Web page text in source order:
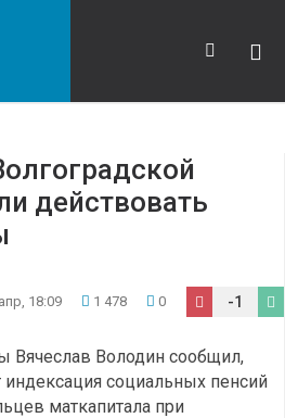
действовать
18:09 1 478 0 -1
Вячеслав Володин сообщил,
индексация социальных пенсий
маткапитала при